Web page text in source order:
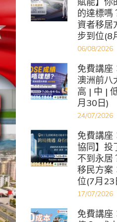
的達標嗎
資者移居
步到位(8
06/08/2026
免費講座
澳洲前八
高 | 中 |
月30日)
24/07/2026
免費講座
協同】投
不到永居
移民方案
位(7月23
17/07/2026
免費講座